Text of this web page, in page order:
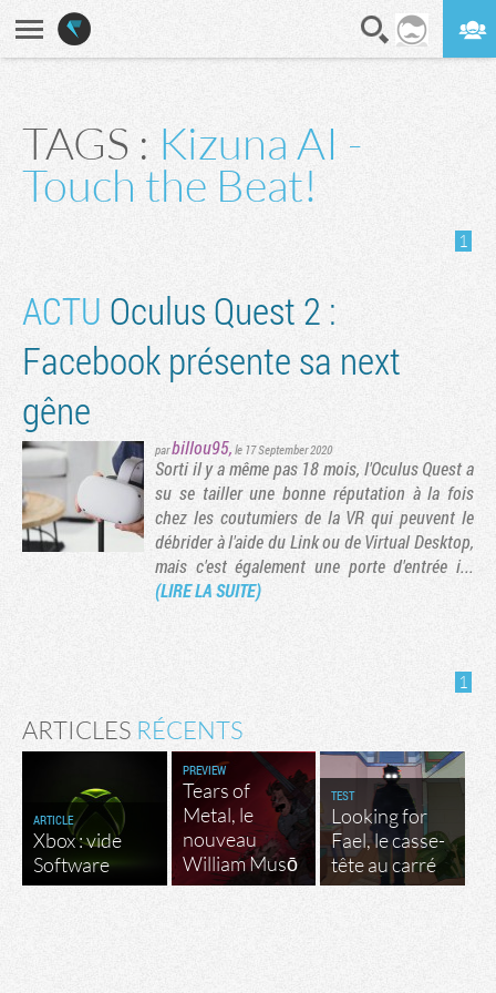
TAGS : Kizuna AI -
Touch the Beat!
1
ACTU Oculus Quest 2 :
Facebook présente sa next
gêne
parbillou95, le 17 September 2020
Sorti il y a même pas 18 mois, l'Oculus Quest a
su se tailler une bonne réputation à la fois
chez les coutumiers de la VR qui peuvent le
débrider à l'aide du Link ou de Virtual Desktop,
mais c'est également une porte d'entrée i...
(LIRE LA SUITE)
1
ARTICLES RÉCENTS
ARTICLE
Xbox : vide
Software
PREVIEW
Tears of
Metal, le
nouveau
William Musō
TEST
Looking for
Fael, le casse-
tête au carré
Tribune